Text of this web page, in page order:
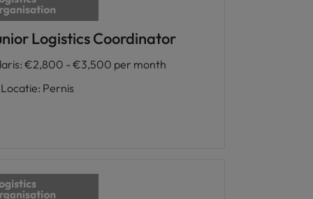
Logistics Coordinator
: €2,800 - €3,500 per month
Locatie: Pernis